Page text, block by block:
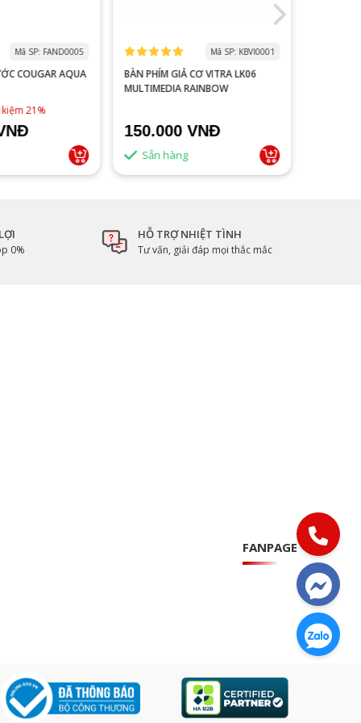
Mã SP: FAND0005
COUGAR AQUA
21%
Mã SP: KBVI0001
BÀN PHÍM GIẢ CƠ VITRA LK06
MULTIMEDIA RAINBOW
150.000 VNĐ
Sẵn hàng
0%
HỖ TRỢ NHIỆT TÌNH
Tư vấn, giải đáp mọi thắc mắc
FANPAGE